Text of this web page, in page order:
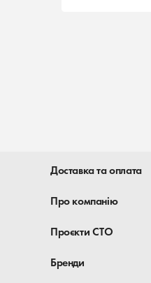
Доставка та оплата
Про компанію
Проєкти СТО
Бренди